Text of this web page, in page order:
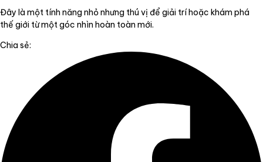
Đây là một tính năng nhỏ nhưng thú vị để giải trí hoặc khám phá
thế giới từ một góc nhìn hoàn toàn mới.
Chia sẻ: